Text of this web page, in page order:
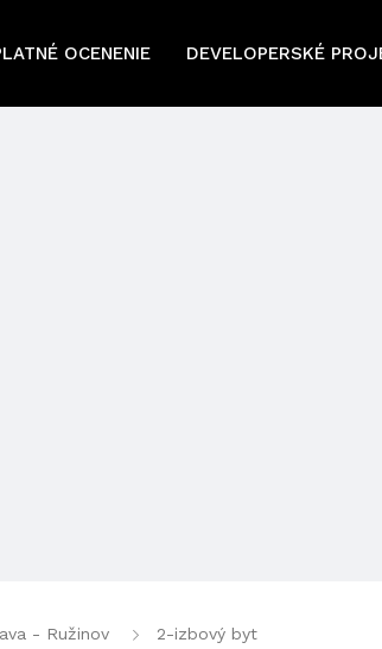
OCENENIE DEVELOPERSKÉ
- Ružinov 2-izbový byt